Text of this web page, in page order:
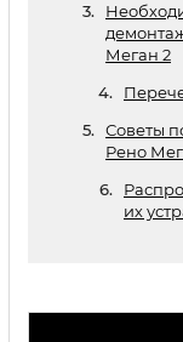
Меган 2
Советы
Рено
их